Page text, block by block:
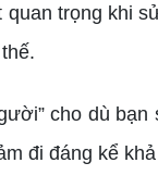
trọng khi sử
cho dù bạn
đi đáng kể